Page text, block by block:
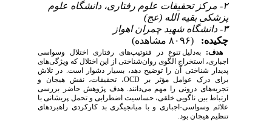
۲- مرکز تحقیقات علوم رفتاری، دانشگاه علوم
پزشکی بقیه الله (عج)
۳- دانشگاه شهید چمران اهواز
چکیده:
هدف:به‌دلیل تنوع در فنوتیپ‌های رفتاری اختلال وسواسی
اجباری، استخراج الگوی روان‌شناختی از این اختلال که ویژگی‌های
پدیدار شناختی آن را توضیح دهد، بسیار دشوار است. در تلاش
برای درک عوامل مؤثر بر OCD، تحقیقات، نقش هیجان و
تجربه‌های درونی را مهم می‌دانند. هدف پژوهش حاضر بررسی
ارتباط بین ناگویی خلقی، حساسیت اضطرابی و تحمل پریشانی با
علائم وسواسی-اجباری و با میانجیگری بد کارکردی راهبردهای
تنظیم هیجان بود.